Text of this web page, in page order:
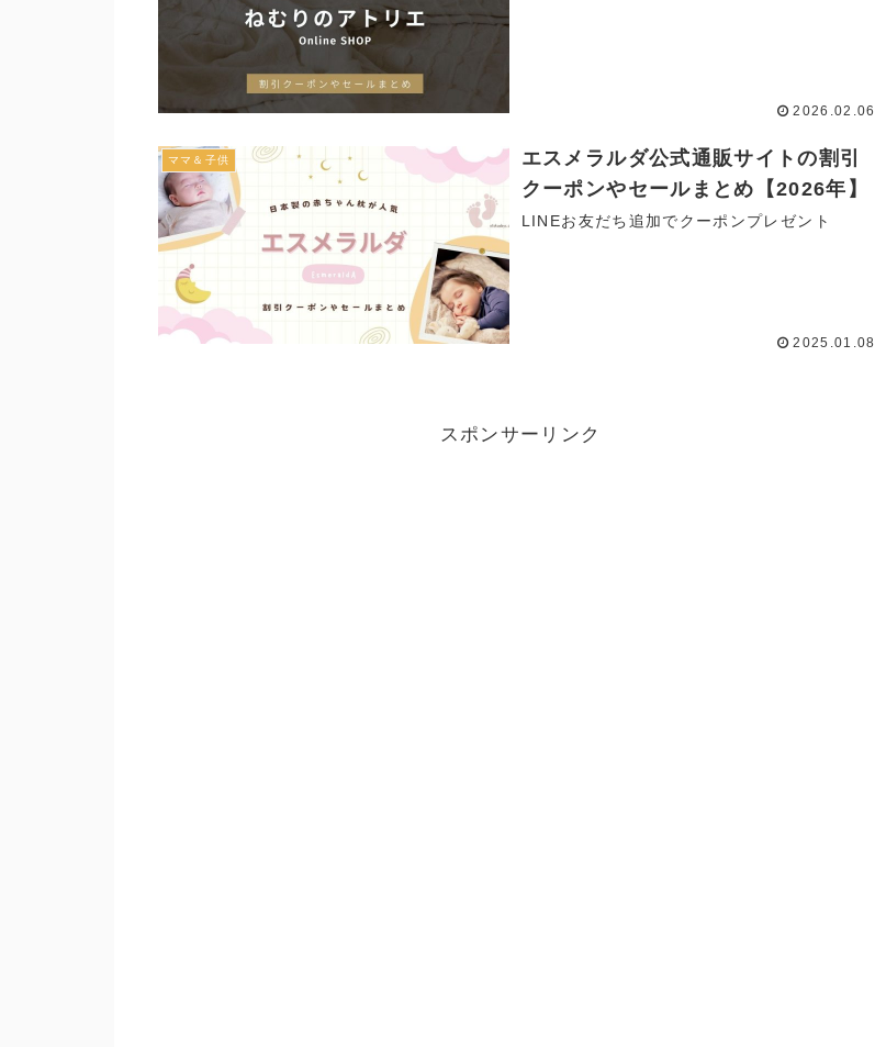
2026.02.06
ママ＆子供
エスメラルダ公式通販サイトの割引
クーポンやセールまとめ【2026年】
LINEお友だち追加でクーポンプレゼント
2025.01.08
スポンサーリンク